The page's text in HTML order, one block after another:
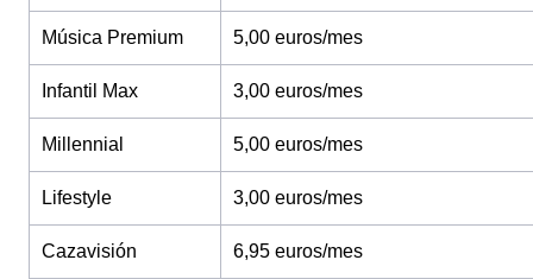
Música Premium 5,00 euros/mes
Infantil Max 3,00 euros/mes
Millennial 5,00 euros/mes
Lifestyle 3,00 euros/mes
Cazavisión 6,95 euros/mes